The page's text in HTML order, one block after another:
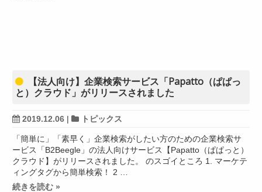
【法人向け】企業検索サービス「Papatto（ぱぱっ
と）クラウド」がリリースされました
2019.12.06 | トピックス
「簡単に」「素早く」企業検索がしたい方のための企業検索サ
ービス「B2Beegle」の法人向けサービス【Papatto（ぱぱっと）
クラウド】がリリースされました。 のスゴイところ 1. マーケテ
ィングタグから簡単検索！ 2 …
続きを読む »